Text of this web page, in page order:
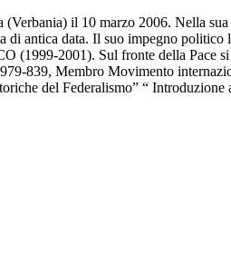
il 10 marzo 2006. Nella
di antica data. Il suo impegno
(1999-2001). Sul fronte della Pace
839, Membro Movimento
del Federalismo” “